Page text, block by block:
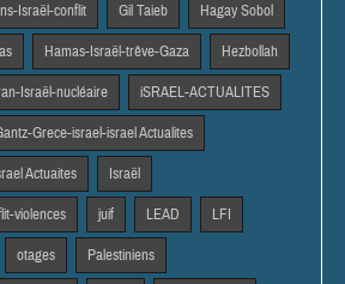
Israël-conflit Gil Taieb Hagay Sobol
Hamas-Israël-trêve-Gaza Hezbollah
Israël-nucléaire iSRAEL-ACTUALITES
Grece-israel-israel Actualites
Actuaites Israël
violences juif LEAD LFI
otages Palestiniens